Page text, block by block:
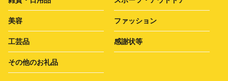
美容 ファッション
工芸品 感謝状等
その他のお礼品